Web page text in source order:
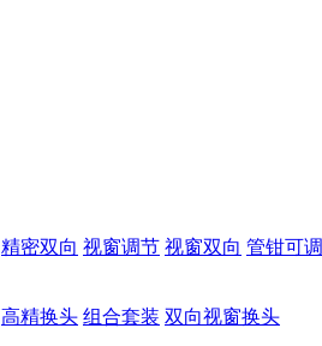
精密双向 视窗调节 视窗双向 管钳可调
高精换头 组合套装 双向视窗换头